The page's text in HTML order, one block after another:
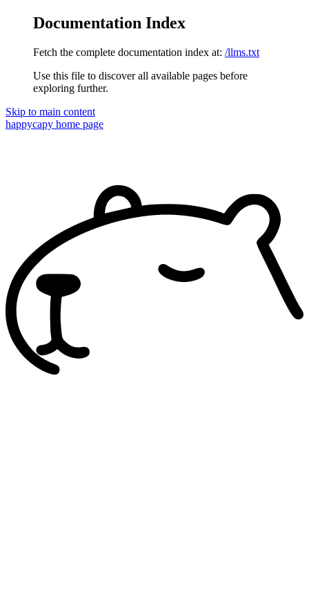
Documentation Index
Fetch the complete documentation index at: /llms.txt
Use this file to discover all available pages before
exploring further.
Skip to main content
happycapy home page